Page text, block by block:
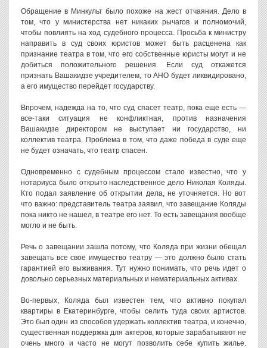
Обращение в Минкульт было похоже на жест отчаяния. Дело в
том, что у министерства нет никаких рычагов и полномочий,
чтобы повлиять на ход судебного процесса. Просьба к министру
направить в суд своих юристов может быть расценена как
признание театра в том, что его собственные юристы могут и не
добиться положительного решения. Если суд откажется
признать Вашакидзе учредителем, то АНО будет ликвидировано,
а его имущество перейдет государству.
Впрочем, надежда на то, что суд спасет театр, пока еще есть —
все-таки ситуация не конфликтная, против назначения
Вашакидзе директором не выступает ни государство, ни
коллектив театра. Проблема в том, что даже победа в суде еще
не будет означать, что театр спасен.
Одновременно с судебным процессом стало известно, что у
нотариуса было открыто наследственное дело Николая Коляды.
Кто подал заявление об открытии дела, не уточняется. Но вот
что важно: представитель театра заявил, что завещание Коляды
пока никто не нашел, в театре его нет. То есть завещания вообще
могло и не быть.
Речь о завещании зашла потому, что Коляда при жизни обещал
завещать все свое имущество театру — это должно было стать
гарантией его выживания. Тут нужно понимать, что речь идет о
довольно серьезных материальных и нематериальных активах.
Во-первых, Коляда был известен тем, что активно покупал
квартиры в Екатеринбурге, чтобы селить туда своих артистов.
Это был один из способов удержать коллектив театра, и конечно,
существенная поддержка для актеров, которые зарабатывают не
очень много и часто не могут позволить себе купить жилье.